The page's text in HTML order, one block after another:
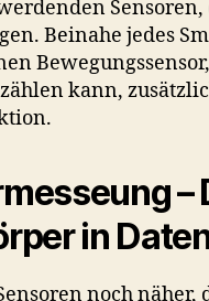
Beinahe jedes
kann,
–
in
noch näher,